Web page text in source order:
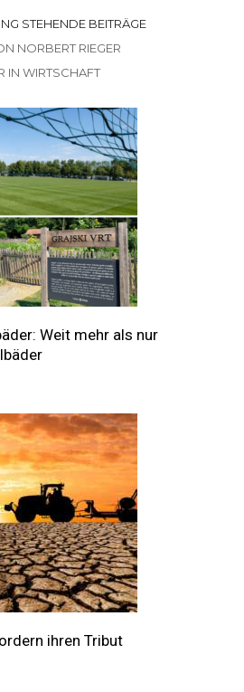
STEHENDE BEITRÄGE
NORBERT RIEGER
IN WIRTSCHAFT
Weit mehr als nur
ihren Tribut